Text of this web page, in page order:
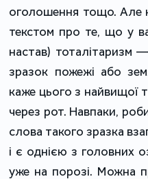
оголошення тощо. Але
текстом про те, що у
настав) тоталітаризм
зразок пожежі або
каже цього з найвищої
через рот. Навпаки,
слова такого зразка
і є однією з головних
уже на порозі. Можна